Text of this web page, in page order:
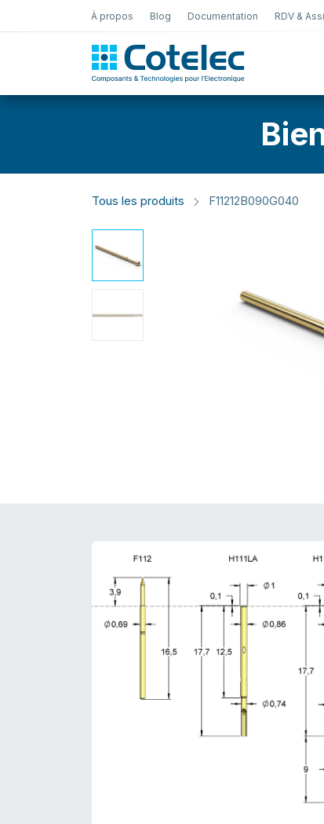
À propos Blog Documentation RDV &
Tous les produits F11212B090G040